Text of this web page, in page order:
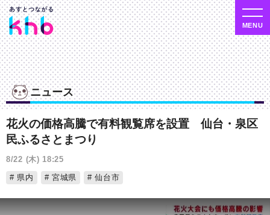
ニュース
花火の価格高騰で有料観覧席を設置 仙台・泉区
民ふるさとまつり
8/22 (木) 18:25
県内
宮城県 仙台市